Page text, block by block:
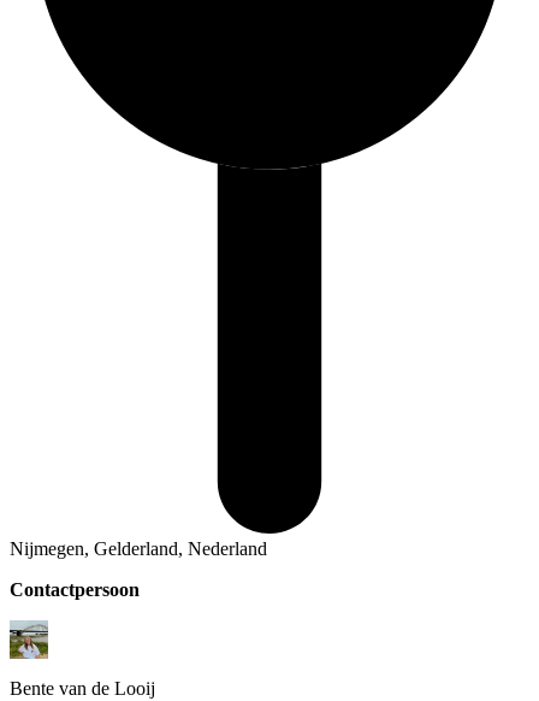
Nijmegen, Gelderland, Nederland
Contactpersoon
Bente van de Looij